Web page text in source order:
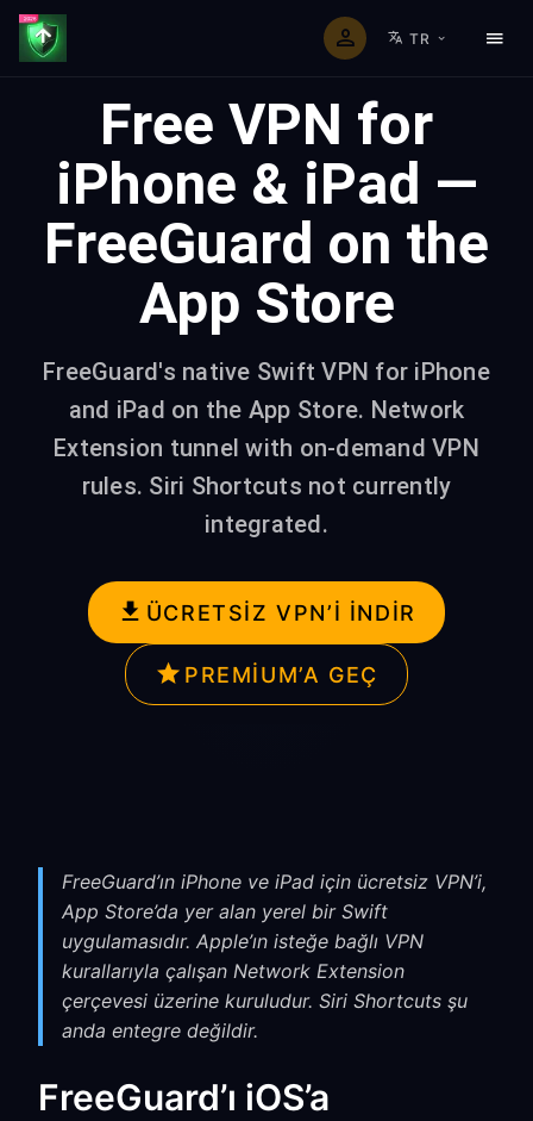
TR
Free VPN for
iPhone & iPad —
FreeGuard on the
App Store
FreeGuard's native Swift VPN for iPhone
and iPad on the App Store. Network
Extension tunnel with on-demand VPN
rules. Siri Shortcuts not currently
integrated.
ÜCRETSIZ VPN’I İNDIR
PREMIUM’A GEÇ
FreeGuard’ın iPhone ve iPad için ücretsiz VPN’i,
App Store’da yer alan yerel bir Swift
uygulamasıdır. Apple’ın isteğe bağlı VPN
kurallarıyla çalışan Network Extension
çerçevesi üzerine kuruludur. Siri Shortcuts şu
anda entegre değildir.
FreeGuard’ı iOS’a